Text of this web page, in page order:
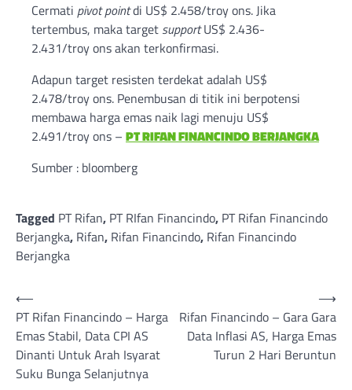
Cermati pivot pointdi US$ 2.458/troy ons. Jika
tertembus, maka target supportUS$ 2.436-
2.431/troy ons akan terkonfirmasi.
Adapun target resisten terdekat adalah US$
2.478/troy ons. Penembusan di titik ini berpotensi
membawa harga emas naik lagi menuju US$
2.491/troy ons – PT RIFAN FINANCINDO BERJANGKA
Sumber : bloomberg
Tagged PT Rifan, PT RIfan Financindo, PT Rifan Financindo
Berjangka, Rifan, Rifan Financindo, Rifan Financindo
Berjangka
Post
navigation
⟵
PT Rifan Financindo – Harga
Emas Stabil, Data CPI AS
Dinanti Untuk Arah Isyarat
Suku Bunga Selanjutnya
Rifan Financindo – Gara Gara
Data Inflasi AS, Harga Emas
Turun 2 Hari Beruntun
⟶